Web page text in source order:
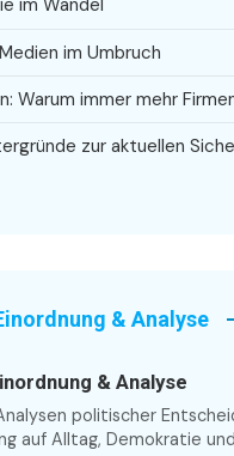
im Wandel
im Umbruch
Warum immer mehr
zur aktuellen
& Analyse
& Analyse
politischer
auf Alltag, Demokratie